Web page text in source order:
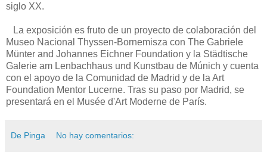
siglo XX.
La exposición es fruto de un proyecto de colaboración del
Museo Nacional Thyssen-Bornemisza con The Gabriele
Münter and Johannes Eichner Foundation y la Städtische
Galerie am Lenbachhaus und Kunstbau de Múnich y cuenta
con el apoyo de la Comunidad de Madrid y de la Art
Foundation Mentor Lucerne. Tras su paso por Madrid, se
presentará en el Musée d'Art Moderne de París.
De Pinga No hay comentarios: